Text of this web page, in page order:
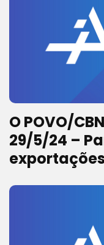
O POVO/
29/5/24 –